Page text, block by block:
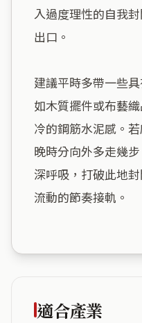
入過度理性的自我
出口。
建議平時多帶一些
如木質擺件或布藝
冷的鋼筋水泥感。
晚時分向外多走幾
深呼吸，打破此地
流動的節奏接軌。
適合產業